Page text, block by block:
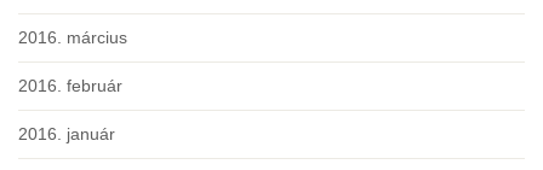
2016. március
2016. február
2016. január